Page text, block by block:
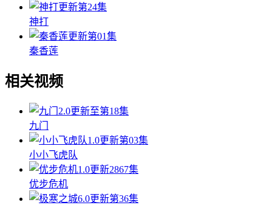
更新第24集
神打
更新第01集
秦香莲
相关视频
2.0更新至第18集
九门
1.0更新第03集
小小飞虎队
1.0更新2867集
优步危机
6.0更新第36集